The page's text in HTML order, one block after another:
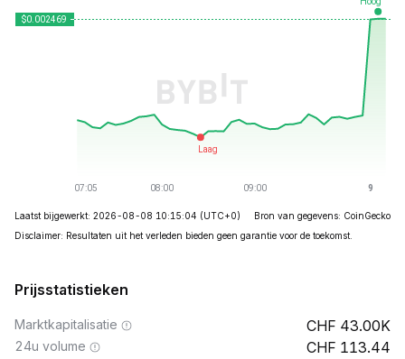
Laatst bijgewerkt: 2026-08-08 10:15:04 (UTC+0)
Bron van gegevens: CoinGecko
Disclaimer: Resultaten uit het verleden bieden geen garantie voor de toekomst.
Prijsstatistieken
Marktkapitalisatie 43.00K
24u volume 113.44